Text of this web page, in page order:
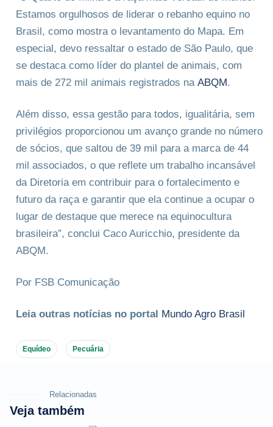
Estamos orgulhosos de liderar o rebanho equino no
Brasil, como mostra o levantamento do Mapa. Em
especial, devo ressaltar o estado de São Paulo, que
se destaca como líder do plantel de animais, com
mais de 272 mil animais registrados na ABQM.
Além disso, essa gestão para todos, igualitária, sem
privilégios proporcionou um avanço grande no número
de sócios, que saltou de 39 mil para a marca de 44
mil associados, o que reflete um trabalho incansável
da Diretoria em contribuir para o fortalecimento e
futuro da raça e garantir que ela continue a ocupar o
lugar de destaque que merece na equinocultura
brasileira”, conclui Caco Auricchio, presidente da
ABQM.
Por FSB Comunicação
Leia outras notícias no portal Mundo Agro Brasil
Equídeo Pecuária
Relacionadas
Veja também